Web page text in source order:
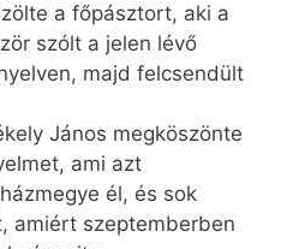
a főpásztort, aki a
szólt a jelen lévő
majd felcsendült
János megköszönte
ami azt
él, és sok
amiért szeptemberben